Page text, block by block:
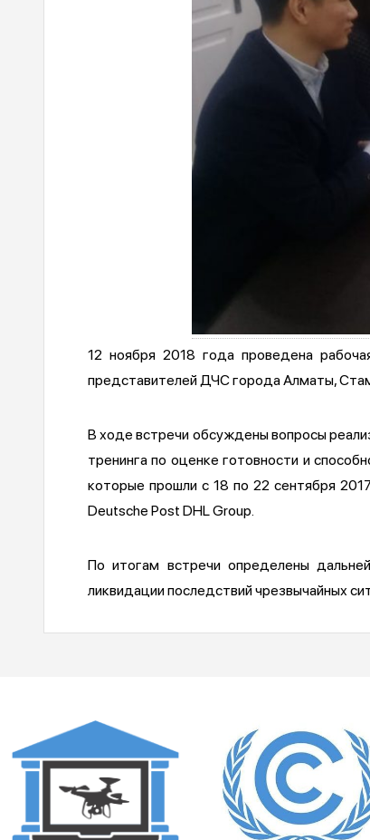
12 ноября 2018 года проведена
представителей ДЧС города Алматы,
В ходе встречи обсуждены вопросы
тренинга по оценке готовности и
которые прошли с 18 по 22 сентября
Deutsche Post DHL Group.
По итогам встречи определены
ликвидации последствий чрезвычайных